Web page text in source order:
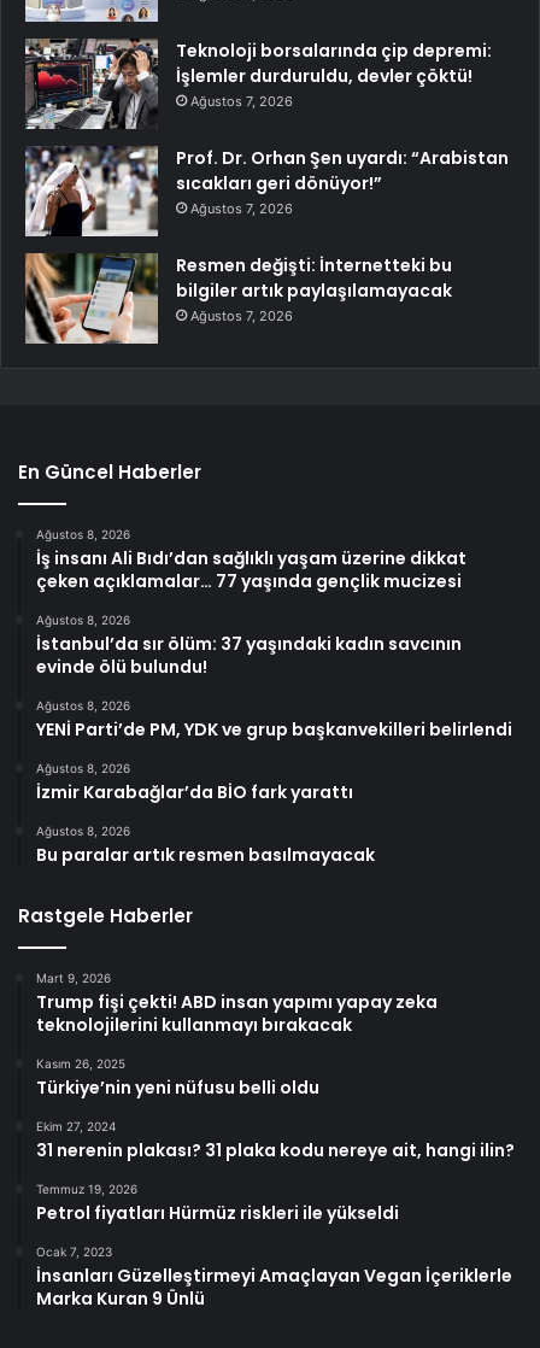
Teknoloji borsalarında çip depremi:
İşlemler durduruldu, devler çöktü!
Ağustos 7, 2026
Prof. Dr. Orhan Şen uyardı: “Arabistan
sıcakları geri dönüyor!”
Ağustos 7, 2026
Resmen değişti: İnternetteki bu
bilgiler artık paylaşılamayacak
Ağustos 7, 2026
En Güncel Haberler
Ağustos 8, 2026
İş insanı Ali Bıdı’dan sağlıklı yaşam üzerine dikkat
çeken açıklamalar… 77 yaşında gençlik mucizesi
Ağustos 8, 2026
İstanbul’da sır ölüm: 37 yaşındaki kadın savcının
evinde ölü bulundu!
Ağustos 8, 2026
YENİ Parti’de PM, YDK ve grup başkanvekilleri belirlendi
Ağustos 8, 2026
İzmir Karabağlar’da BİO fark yarattı
Ağustos 8, 2026
Bu paralar artık resmen basılmayacak
Rastgele Haberler
Mart 9, 2026
Trump fişi çekti! ABD insan yapımı yapay zeka
teknolojilerini kullanmayı bırakacak
Kasım 26, 2025
Türkiye’nin yeni nüfusu belli oldu
Ekim 27, 2024
31 nerenin plakası? 31 plaka kodu nereye ait, hangi ilin?
Temmuz 19, 2026
Petrol fiyatları Hürmüz riskleri ile yükseldi
Ocak 7, 2023
İnsanları Güzelleştirmeyi Amaçlayan Vegan İçeriklerle
Marka Kuran 9 Ünlü